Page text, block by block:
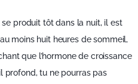
produit tôt dans la nuit, il est
moins huit heures de sommeil,
que l’hormone de croissance
profond, tu ne pourras pas